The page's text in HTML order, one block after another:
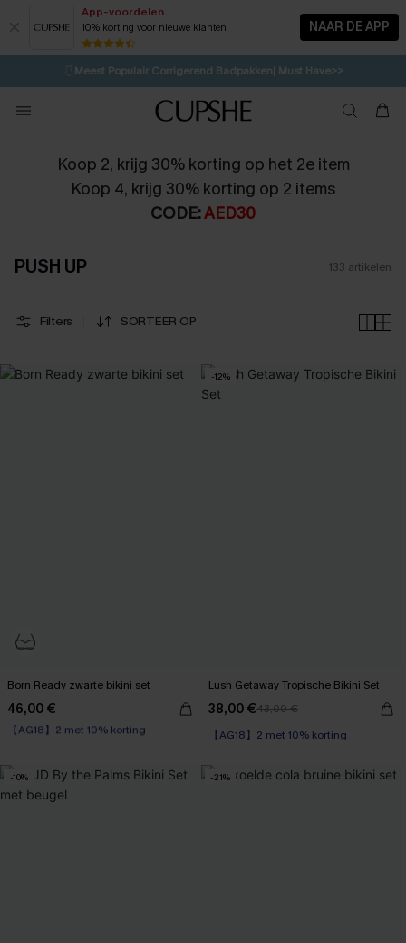
App-voordelen
10% korting voor nieuwe klanten NAAR DE APP
⚡️LAATSTE KANS | Tot 50% korting>>
🩱Meest Populair Corrigerend Badpakken| Must Have>>
💌Abonneer je & ontvang tot 15% korting>>
Koop 3, krijg 15% korting | CODE: SW15
Koop 2, krijg 30% korting op het 2e item
Koop 4, krijg 30% korting op 2 items
CODE:AED30
PUSH UP 133 artikelen
Filters SORTEER OP
Born Ready zwarte bikini set
46,00 €
【AG18】2 met 10% korting
Op voorraad
-12%
Lush Getaway Tropische Bikini Set
38,00 €43,00 €
【AG18】2 met 10% korting
High Waist
-10% -21%